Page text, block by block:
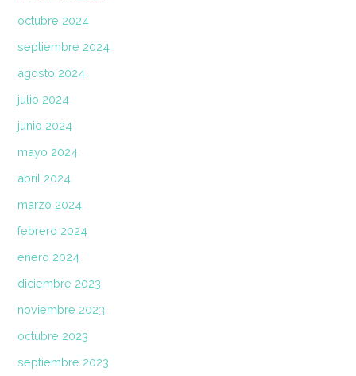
octubre 2024
septiembre 2024
agosto 2024
julio 2024
junio 2024
mayo 2024
abril 2024
marzo 2024
febrero 2024
enero 2024
diciembre 2023
noviembre 2023
octubre 2023
septiembre 2023